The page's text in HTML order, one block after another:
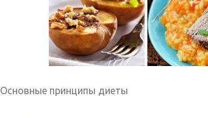
Основные принципы диеты